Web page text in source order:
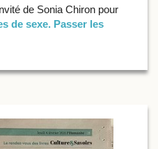
de Sonia Chiron pour
de sexe. Passer les